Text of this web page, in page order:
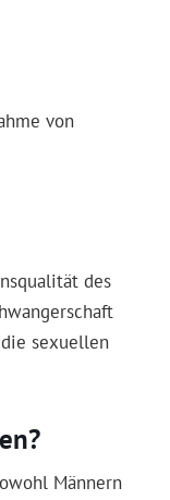
von
des
sexuellen
Männern